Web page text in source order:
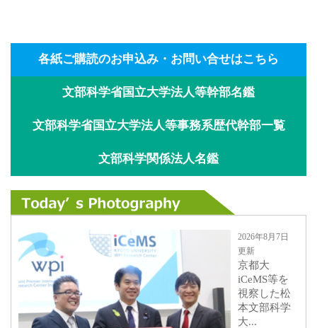
各紙ご購読のお申込み・お問い合せはこちら
文部科学省国立大学法人等幹部名鑑
文部科学省国立大学法人等事務系歴代幹部一覧
文部科学関係法人名鑑
2026年8月7日
更新
京都大
iCeMS等を
視察した松
本文部科学
大...